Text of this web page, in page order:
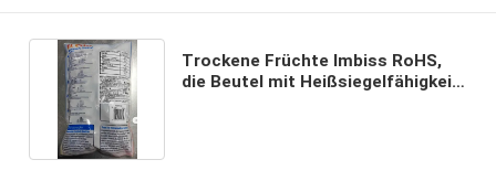
Trockene Früchte Imbiss RoHS,
die Beutel mit Heißsiegelfähigkeit